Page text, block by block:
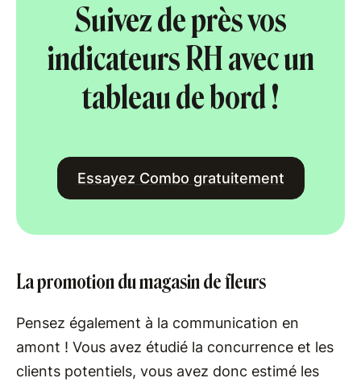
Suivez de près vos
indicateurs RH avec un
tableau de bord !
Essayez Combo gratuitement
La promotion du magasin de fleurs
Pensez également à la communication en
amont ! Vous avez étudié la concurrence et les
clients potentiels, vous avez donc estimé les